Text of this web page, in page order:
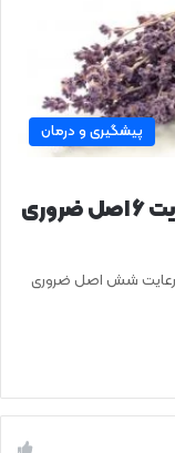
پیشگیری و درمان
درمان و پیشگیری از بیماری‌ها با رعایت ۶ اصل ضروری
شش اصل ضروری